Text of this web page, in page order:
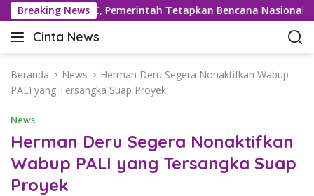
a
Breaking News
42,5°C, Pemerintah Tetapkan Bencana Nasional
Cinta News
C
n
t
N
e
w
s
–
Beranda News
Herman Deru Segera Nonaktifkan Wabup
PALI yang Tersangka Suap Proyek
News
Herman Deru Segera Nonaktifkan
Wabup PALI yang Tersangka Suap
Proyek